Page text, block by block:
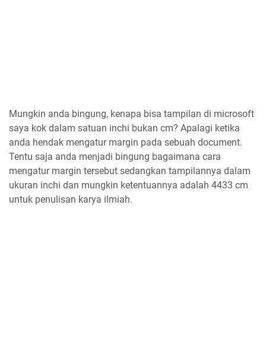
Mungkin anda bingung, kenapa bisa tampilan di microsoft
saya kok dalam satuan inchi bukan cm? Apalagi ketika
anda hendak mengatur margin pada sebuah document.
Tentu saja anda menjadi bingung bagaimana cara
mengatur margin tersebut sedangkan tampilannya dalam
ukuran inchi dan mungkin ketentuannya adalah 4433 cm
untuk penulisan karya ilmiah.